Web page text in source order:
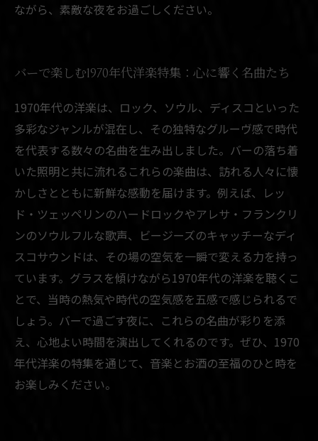
ながら、素敵な夜をお過ごしください。
バーで楽しむ1970年代洋楽特集：心に響く名曲たち
1970年代の洋楽は、ロック、ソウル、ディスコといった
多彩なジャンルが混在し、その独特なグルーヴ感で時代
を代表する数々の名曲を生み出しました。バーの落ち着
いた照明と共に流れるこれらの楽曲は、訪れる人々に懐
かしさとともに新鮮な感動を届けます。例えば、レッ
ド・ツェッペリンのハードロックやアレサ・フランクリ
ンのソウルフルな歌声、ビージーズのキャッチーなディ
スコサウンドは、その場の空気を一瞬で変える力を持っ
ています。グラスを傾けながら1970年代の洋楽を聴くこ
とで、当時の熱気や時代の空気感を五感で感じられるで
しょう。バーで過ごす夜に、これらの名曲が彩りを添
え、心地よい時間を演出してくれるのです。ぜひ、1970
年代洋楽の特集を通じて、音楽とお酒の至福のひと時を
お楽しみください。